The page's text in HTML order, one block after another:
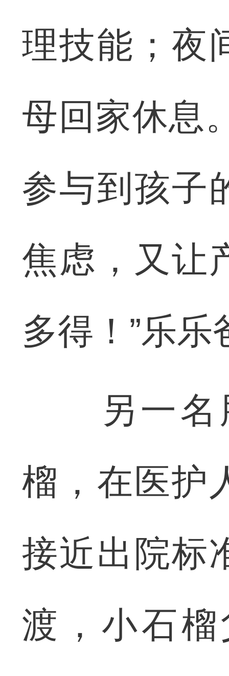
理技能；夜
母回家休息
参与到孩子
焦虑，又让
多得！”乐
另一名胎
榴，在医护
接近出院标
渡，小石